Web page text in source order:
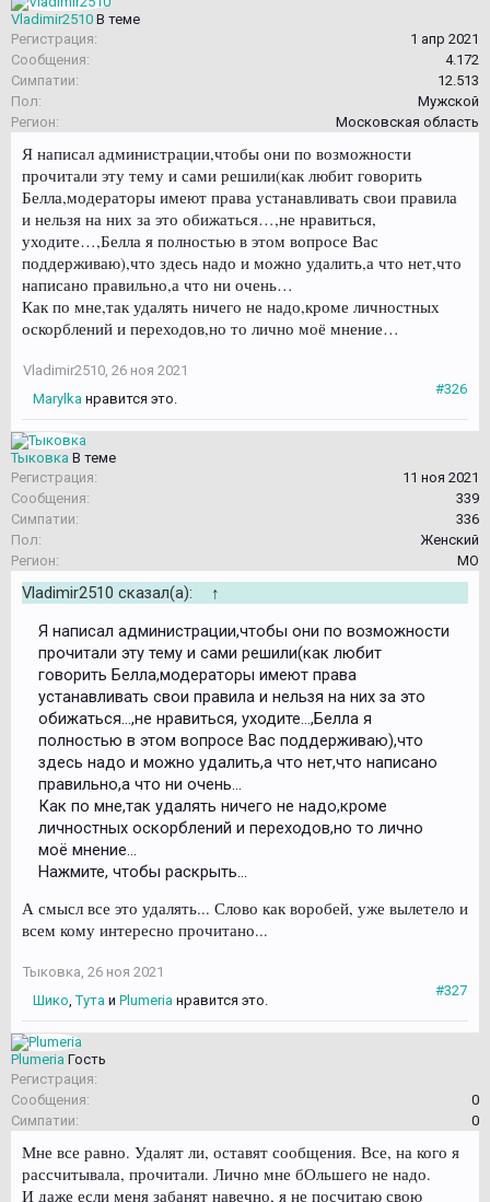
Vladimir2510 В теме
Регистрация:
1 апр 2021
Сообщения:
4.172
Симпатии:
12.513
Пол:
Мужской
Регион:
Московская область
Я написал администрации,чтобы они по возможности
прочитали эту тему и сами решили(как любит говорить
Белла,модераторы имеют права устанавливать свои правила
и нельзя на них за это обижаться…,не нравиться,
уходите…,Белла я полностью в этом вопросе Вас
поддерживаю),что здесь надо и можно удалить,а что нет,что
написано правильно,а что ни очень…
Как по мне,так удалять ничего не надо,кроме личностных
оскорблений и переходов,но то лично моё мнение…
Vladimir2510 26 ноя 2021
#326
Marylka нравится это.
Тыковка В теме
Регистрация:
11 ноя 2021
Сообщения:
339
Симпатии:
336
Пол:
Женский
Регион:
МО
Vladimir2510 сказал(а):
↑
Я написал администрации,чтобы они по возможности
прочитали эту тему и сами решили(как любит
говорить Белла,модераторы имеют права
устанавливать свои правила и нельзя на них за это
обижаться…,не нравиться, уходите…,Белла я
полностью в этом вопросе Вас поддерживаю),что
здесь надо и можно удалить,а что нет,что написано
правильно,а что ни очень…
Как по мне,так удалять ничего не надо,кроме
личностных оскорблений и переходов,но то лично
моё мнение…
Нажмите, чтобы раскрыть...
А смысл все это удалять... Слово как воробей, уже вылетело и
всем кому интересно прочитано...
Тыковка, 26 ноя 2021
#327
Шико,Тута и Plumeria нравится это.
Plumeria Гость
Регистрация:
Сообщения:
0
Симпатии:
0
Мне все равно. Удалят ли, оставят сообщения. Все, на кого я
рассчитывала, прочитали. Лично мне бОльшего не надо.
И даже если меня забанят навечно, я не посчитаю свою